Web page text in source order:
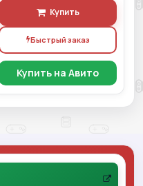
Купить
Быстрый заказ
Купить на Авито